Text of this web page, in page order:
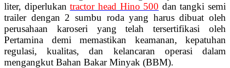
liter, diperlukantractor head Hino 500 dan tangki semi
trailer dengan 2 sumbu roda yang harus dibuat oleh
perusahaan karoseri yang telah tersertifikasi oleh
Pertamina demi memastikan keamanan, kepatuhan
regulasi, kualitas, dan kelancaran operasi dalam
mengangkut Bahan Bakar Minyak (BBM).